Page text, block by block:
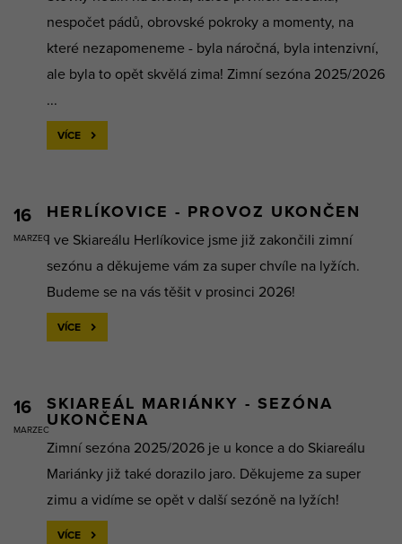
nespočet pádů, obrovské pokroky a momenty, na
které nezapomeneme - byla náročná, byla intenzivní,
ale byla to opět skvělá zima! Zimní sezóna 2025/2026
...
VÍCE
16
MARZEC
HERLÍKOVICE - PROVOZ UKONČEN
I ve Skiareálu Herlíkovice jsme již zakončili zimní
sezónu a děkujeme vám za super chvíle na lyžích.
Budeme se na vás těšit v prosinci 2026!
VÍCE
16
MARZEC
SKIAREÁL MARIÁNKY - SEZÓNA
UKONČENA
Zimní sezóna 2025/2026 je u konce a do Skiareálu
Mariánky již také dorazilo jaro. Děkujeme za super
zimu a vidíme se opět v další sezóně na lyžích!
VÍCE